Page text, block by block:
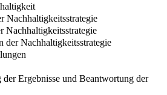
Nachhaltigkeitsstrategie
Nachhaltigkeitsstrategie
der Nachhaltigkeitsstrategie
der Ergebnisse und Beantwortung der